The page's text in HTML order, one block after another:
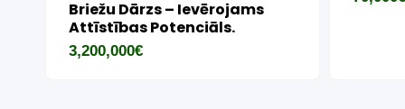
Utt. )
16,000€